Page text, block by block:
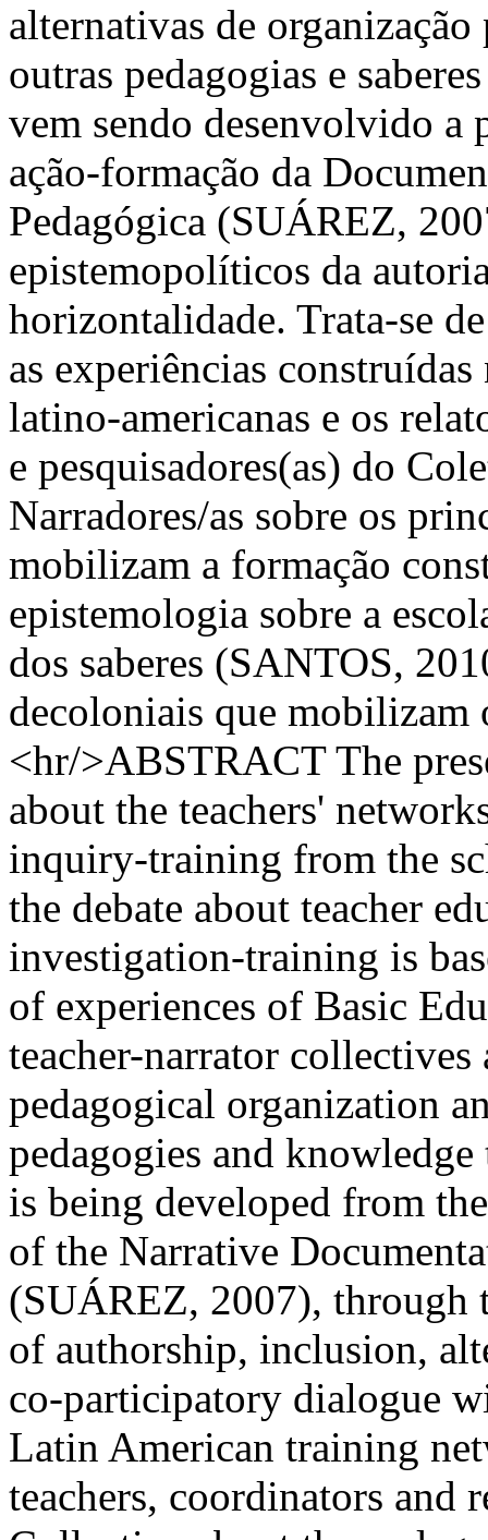
alternativas de
outras pedagogias e
vem sendo desenvolvido a
ação-formação da
Pedagógica (SUÁREZ,
epistemopolíticos da
horizontalidade. Trata-se
as experiências
latino-americanas e os
e pesquisadores(as) do
Narradores/as sobre os
mobilizam a formação
epistemologia sobre a
dos saberes (SANTOS,
decoloniais que mobilizam
<hr/>ABSTRACT The
about the teachers'
inquiry-training from the
the debate about teacher
investigation-training is
of experiences of Basic
teacher-narrator
pedagogical organization
pedagogies and
is being developed from
of the Narrative
(SUÁREZ, 2007), through
of authorship, inclusion,
co-participatory dialogue
Latin American training
teachers, coordinators and